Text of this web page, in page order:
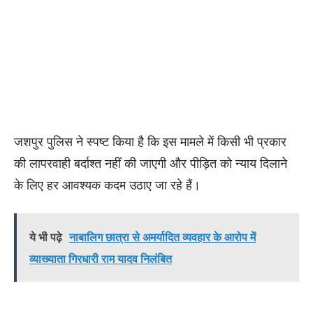
जशपुर पुलिस ने स्पष्ट किया है कि इस मामले में किसी भी प्रकार
की लापरवाही बर्दाश्त नहीं की जाएगी और पीड़ित को न्याय दिलाने
के लिए हर आवश्यक कदम उठाए जा रहे हैं।
ये भी पढ़े नाबालिग छात्रा से अमर्यादित व्यवहार के आरोप में
व्याख्याता गिरधारी राम यादव निलंबित